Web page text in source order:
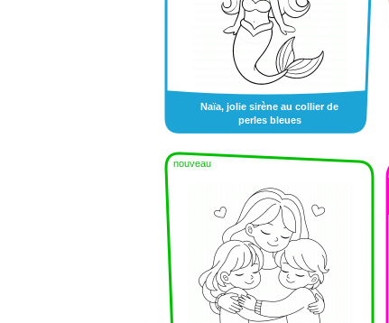
Naïa, jolie sirène au collier de
perles bleues
nouveau